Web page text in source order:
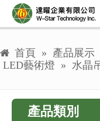
首頁 » 產品展示
LED藝術燈 » 水晶
產品類別